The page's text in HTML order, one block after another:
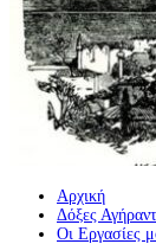
Αρχική
Δόξες
Οι Eργασίες